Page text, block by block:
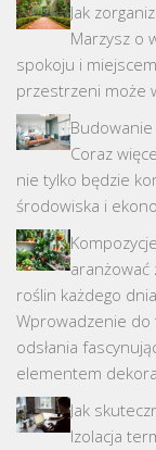
Jak
Marzysz o
spokoju i
przestrzeni może
Coraz
nie tylko będzie
środowiska i
aranżować
roślin każdego dnia
Wprowadzenie
odsłania
elementem
Jak
Izolacja